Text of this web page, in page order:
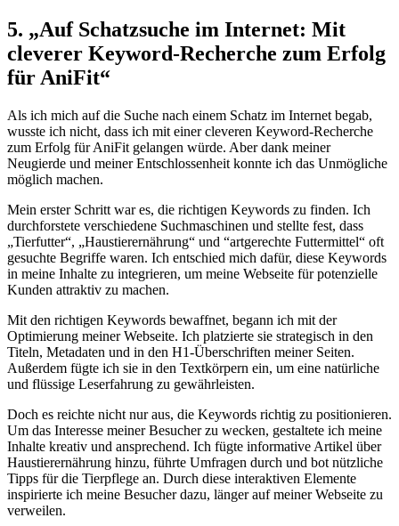
5. „Auf Schatzsuche im⁣ Internet: Mit
cleverer Keyword-Recherche ⁤zum​ Erfolg
⁢für‍ AniFit“
Als ich mich auf‌ die Suche nach einem Schatz im Internet begab,
wusste​ ich nicht, dass⁤ ich mit einer ‌cleveren Keyword-Recherche
zum Erfolg für AniFit gelangen würde. Aber ‍dank meiner​
Neugierde und meiner Entschlossenheit konnte ich das Unmögliche
möglich ⁣machen.
Mein erster Schritt war ‍es, die ⁢richtigen Keywords zu finden.​ Ich
durchforstete verschiedene ⁤Suchmaschinen und stellte fest, dass
„Tierfutter“, „Haustierernährung“ und ​“artgerechte Futtermittel“​ oft
gesuchte ⁣Begriffe waren. Ich‍ entschied mich dafür, diese ⁣Keywords
in meine ⁣Inhalte zu integrieren, um meine Webseite für potenzielle
Kunden attraktiv zu​ machen.
Mit‌ den richtigen Keywords bewaffnet, begann ​ich mit der
Optimierung ⁣meiner Webseite. Ich platzierte sie strategisch in den
Titeln, ​Metadaten und ‍in den ⁢H1-Überschriften⁤ meiner Seiten.
Außerdem fügte ​ich sie in den Textkörpern ein, um eine natürliche
und flüssige Leserfahrung zu gewährleisten.
Doch‍ es reichte nicht nur​ aus, ‍die Keywords ‌richtig zu positionieren.
​Um​ das ⁣Interesse meiner⁤ Besucher zu wecken,⁣ gestaltete⁣ ich meine
Inhalte ​kreativ und ‍ansprechend. ⁤Ich fügte informative Artikel über
Haustierernährung hinzu, führte Umfragen durch​ und bot nützliche⁤
Tipps⁤ für ‍die⁢ Tierpflege an.‍ Durch diese interaktiven Elemente
inspirierte ich meine Besucher dazu, länger ‍auf ⁤meiner ⁣Webseite zu
verweilen.